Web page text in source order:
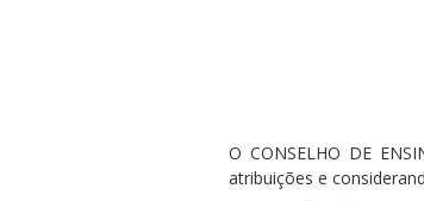
O CONSELHO DE
atribuições e